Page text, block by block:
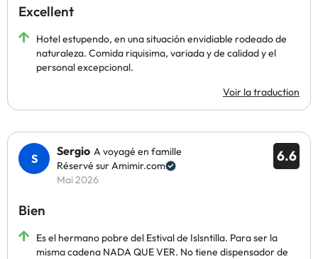
Excellent
Hotel estupendo, en una situación envidiable rodeado de
naturaleza. Comida riquisima, variada y de calidad y el
personal excepcional.
Voir la traduction
6.6
Sergio A voyagé en famille
Réservé sur Amimir.com
Mai 2026
Bien
Es el hermano pobre del Estival de Islsntilla. Para ser la
misma cadena NADA QUE VER. No tiene dispensador de